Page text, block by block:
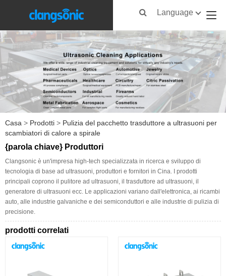
Language
Casa > Prodotti > Pulizia del pacchetto trasduttore a ultrasuoni per
scambiatori di calore a spirale
{parola chiave} Produttori
Clangsonic è un'impresa high-tech specializzata in ricerca e sviluppo di
tecnologia di base ad ultrasuoni, produttori e fornitori in Cina. I prodotti
principali coprono il pulitore ad ultrasuoni, il trasduttore ad ultrasuoni, il
generatore di ultrasuoni ecc. Le applicazioni variano dall'elettronica, ai ricambi
auto, alle industrie galvaniche e dei semiconduttori e alle industrie di pulizia di
precisione.
prodotti correlati